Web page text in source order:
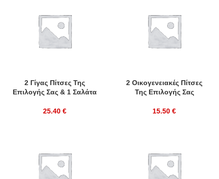
2 Γίγας Πίτσες Της
Επιλογής Σας & 1 Σαλάτα
25.40 €
2 Οικογενειακές Πίτσες
Της Επιλογής Σας
15.50 €